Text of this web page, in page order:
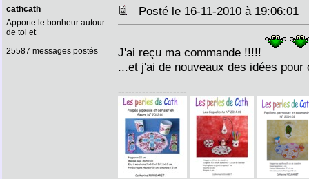
cathcath
Apporte le bonheur autour
de toi et
25587 messages postés
Posté le 16-11-2010 à 19:06:01
J'ai reçu ma commande !!!!!
...et j'ai de nouveaux des idées
--------------------